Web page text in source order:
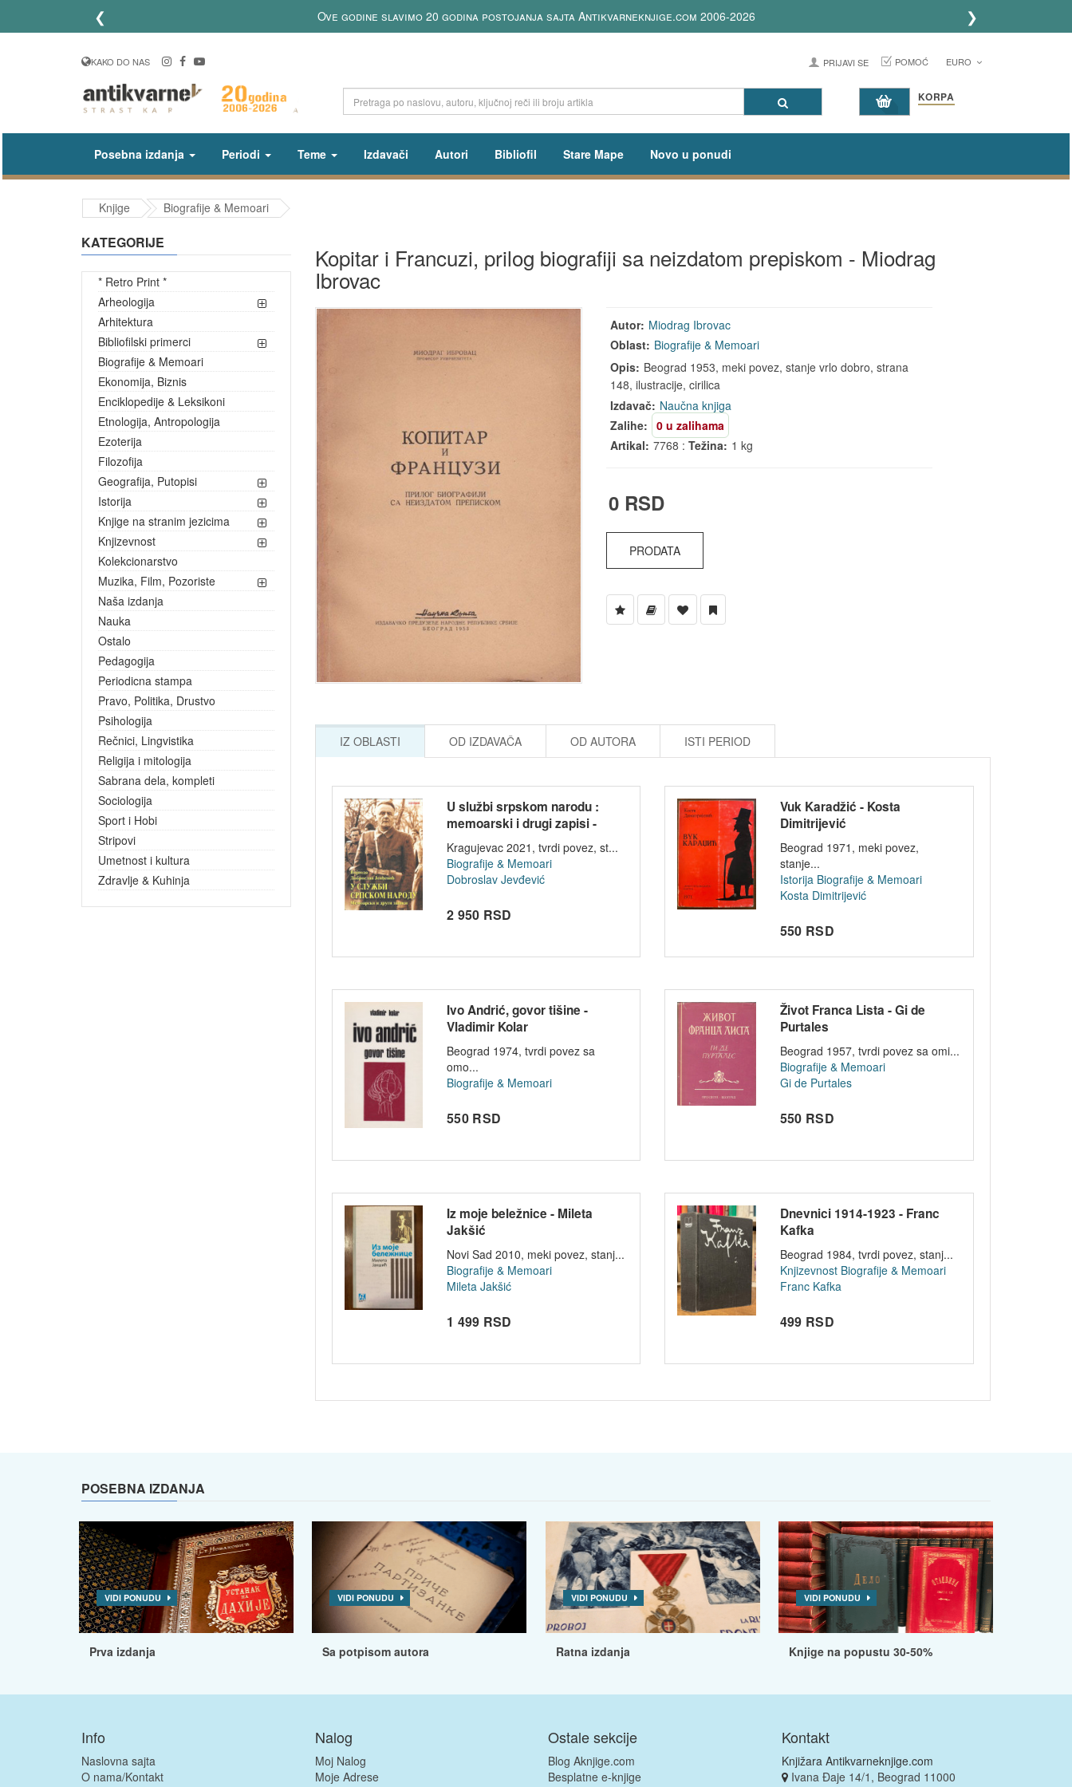
❮ Ove godine slavimo 20 godina postojanja sajta Antikvarneknjige.com 2006-2026 ❯
KAKO DO NAS PRIJAVI SE POMOĆ EURO
KORPA
Posebna izdanja Periodi Teme Izdavači Autori Bibliofil Stare Mape Novo u ponudi
Knjige Biografije & Memoari
KATEGORIJE
* Retro Print *
Arheologija
Arhitektura
Bibliofilski primerci
Biografije & Memoari
Ekonomija, Biznis
Enciklopedije & Leksikoni
Etnologija, Antropologija
Ezoterija
Filozofija
Geografija, Putopisi
Istorija
Knjige na stranim jezicima
Knjizevnost
Kolekcionarstvo
Muzika, Film, Pozoriste
Naša izdanja
Nauka
Ostalo
Pedagogija
Periodicna stampa
Pravo, Politika, Drustvo
Psihologija
Rečnici, Lingvistika
Religija i mitologija
Sabrana dela, kompleti
Sociologija
Sport i Hobi
Stripovi
Umetnost i kultura
Zdravlje & Kuhinja
Kopitar i Francuzi, prilog biografiji sa neizdatom prepiskom - Miodrag
Ibrovac
Autor: Miodrag Ibrovac
Oblast: Biografije & Memoari
Opis: Beograd 1953, meki povez, stanje vrlo dobro, strana
148, ilustracije, cirilica
Izdavač: Naučna knjiga
Zalihe:
0 u zalihama
Artikal: 7768 :Težina: 1 kg
0 RSD
PRODATA
IZ OBLASTI OD IZDAVAČA OD AUTORA ISTI PERIOD
U službi srpskom narodu :
memoarski i drugi zapisi -
Vojvoda...
Kragujevac 2021, tvrdi povez, st...
Biografije & Memoari
Dobroslav Jevđević
2 950 RSD
Vuk Karadžić - Kosta
Dimitrijević
Beograd 1971, meki povez,
stanje...
Istorija Biografije & Memoari
Kosta Dimitrijević
550 RSD
Ivo Andrić, govor tišine -
Vladimir Kolar
Beograd 1974, tvrdi povez sa
omo...
Biografije & Memoari
550 RSD
Život Franca Lista - Gi de
Purtales
Beograd 1957, tvrdi povez sa omi...
Biografije & Memoari
Gi de Purtales
550 RSD
Iz moje beležnice - Mileta
Jakšić
Novi Sad 2010, meki povez, stanj...
Biografije & Memoari
Mileta Jakšić
1 499 RSD
Dnevnici 1914-1923 - Franc
Kafka
Beograd 1984, tvrdi povez, stanj...
Knjizevnost Biografije & Memoari
Franc Kafka
499 RSD
POSEBNA IZDANJA
VIDI PONUDU
Prva izdanja
VIDI PONUDU
Sa potpisom autora
VIDI PONUDU
Ratna izdanja
VIDI PONUDU
Knjige na popustu 30-50%
Info
Naslovna sajta
O nama/Kontakt
Nalog
Moj Nalog
Moje Adrese
Ostale sekcije
Blog Aknjige.com
Besplatne e-knjige
Kontakt
Knjižara Antikvarneknjige.com
Ivana Đaje 14/1, Beograd 11000